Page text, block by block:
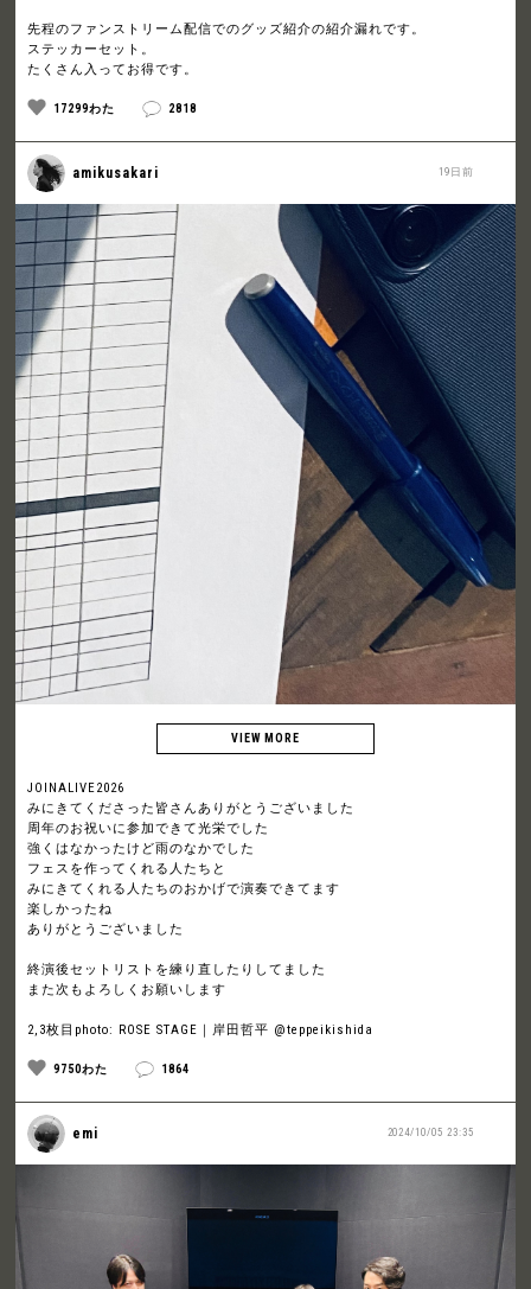
先程のファンストリーム配信でのグッズ紹介の紹介漏れです。
ステッカーセット。
たくさん入ってお得です。
17299わた 2818
19日前
amikusakari
JOINALIVE2026
みにきてくださった皆さんありがとうございました
周年のお祝いに参加できて光栄でした
強くはなかったけど雨のなかでした
フェスを作ってくれる人たちと
みにきてくれる人たちのおかげで演奏できてます
楽しかったね
ありがとうございました
終演後セットリストを練り直したりしてました
また次もよろしくお願いします
2,3枚目photo: ROSE STAGE｜岸田哲平 @teppeikishida
9750わた 1864
2024/10/05 23:35
emi